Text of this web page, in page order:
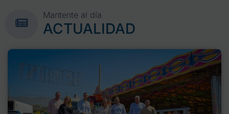
Mantente al día
ACTUALIDAD